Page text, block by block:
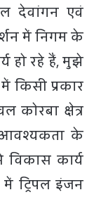
देवांगन एवं
में निगम के
हो रहे हैं, मुझे
किसी प्रकार
कोरबा क्षेत्र
आवश्यकता के
कार्य
ट्रिपल इंजन